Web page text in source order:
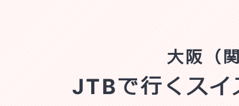
大阪（
JTBで行くスイ